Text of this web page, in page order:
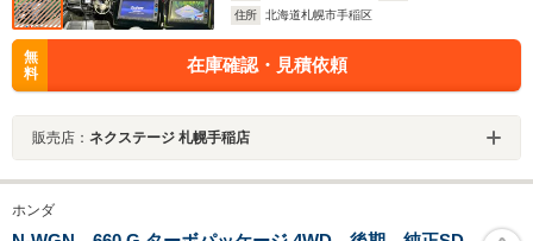
住所
北海道札幌市手稲区
無
料
在庫確認・見積依頼
販売店： ネクステージ 札幌手稲店
ホンダ